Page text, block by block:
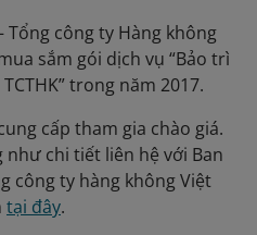
Tổng công ty Hàng không
sắm gói dịch vụ “Bảo trì
trong năm 2017.
cấp tham gia chào giá.
chi tiết liên hệ với Ban
công ty hàng không Việt
tại đây.